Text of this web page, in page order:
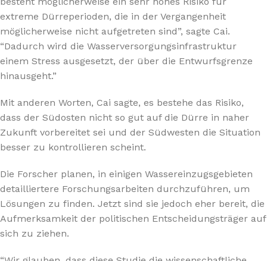
extreme Dürreperioden, die in der Vergangenheit
möglicherweise nicht aufgetreten sind”, sagte Cai.
“Dadurch wird die Wasserversorgungsinfrastruktur
einem Stress ausgesetzt, der über die Entwurfsgrenze
hinausgeht.”
Mit anderen Worten, Cai sagte, es bestehe das Risiko,
dass der Südosten nicht so gut auf die Dürre in naher
Zukunft vorbereitet sei und der Südwesten die Situation
besser zu kontrollieren scheint.
Die Forscher planen, in einigen Wassereinzugsgebieten
detailliertere Forschungsarbeiten durchzuführen, um
Lösungen zu finden. Jetzt sind sie jedoch eher bereit, die
Aufmerksamkeit der politischen Entscheidungsträger auf
sich zu ziehen.